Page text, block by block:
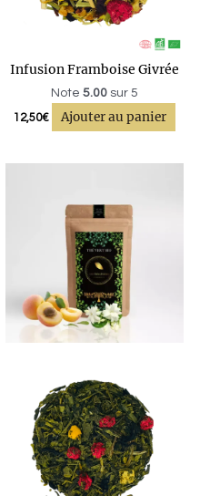
Infusion Framboise Givrée
Note5.00 sur 5
12,50€ Ajouter au panier